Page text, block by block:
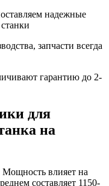
надежные
запчасти всегда
гарантию до 2-
для
на
Мощность влияет на
составляет 1150-